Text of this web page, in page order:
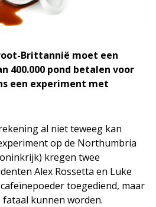
Brittannië moet een
400.000 pond betalen voor
een experiment met
al niet teweeg kan
op de Northumbria
kregen twee
Alex Rossetta en Luke
toegediend, maar
fataal kunnen worden.